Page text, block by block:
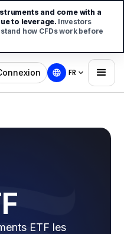
FR
ETF les
and come with a
to leverage. Investors
how CFDs work before